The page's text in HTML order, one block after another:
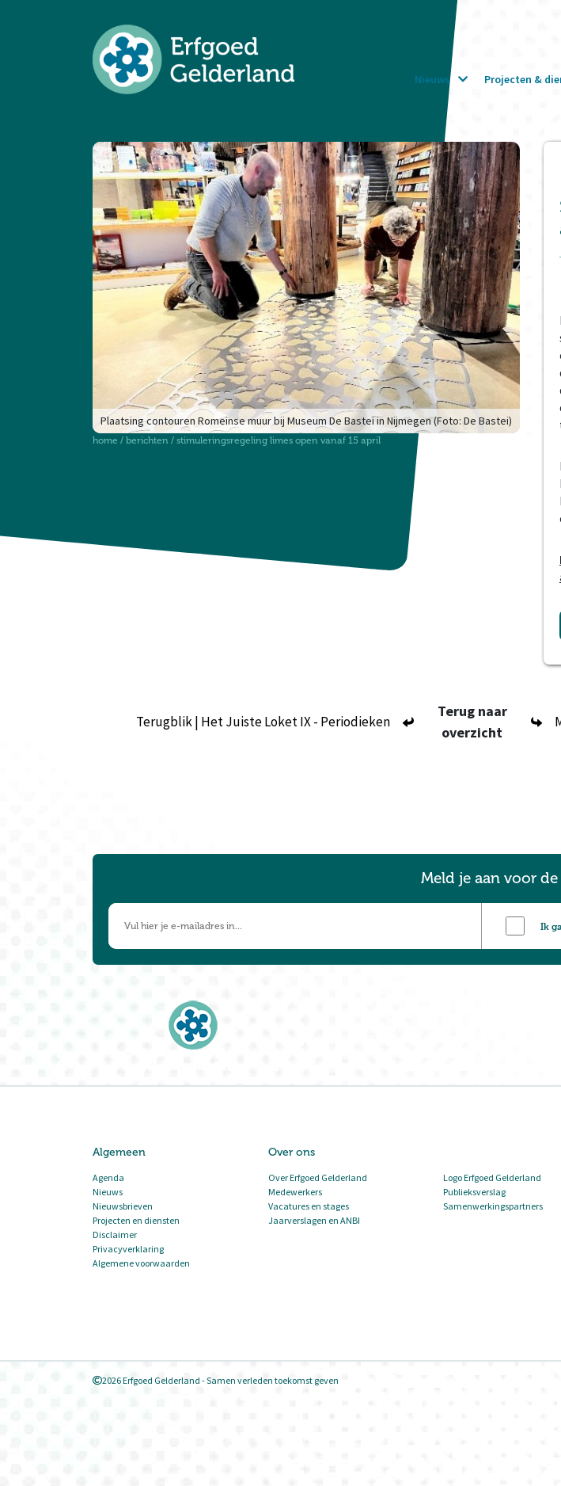
Nieuws Projecten &
Plaatsing contouren Romeinse muur bij Museum De Bastei in Nijmegen (Foto: De Bastei)
home / berichten / stimuleringsregeling limes open vanaf 15 april
Terugblik | Het Juiste Loket IX - Periodieken
Terug naar
overzicht
Meld je aan voor
Ik
Algemeen
Agenda
Nieuws
Nieuwsbrieven
Projecten en diensten
Disclaimer
Privacyverklaring
Algemene voorwaarden
Over ons
Over Erfgoed Gelderland
Medewerkers
Vacatures en stages
Jaarverslagen en ANBI
Logo Erfgoed Gelderland
Publieksverslag
Samenwerkingspartners
2026 Erfgoed Gelderland - Samen verleden toekomst geven